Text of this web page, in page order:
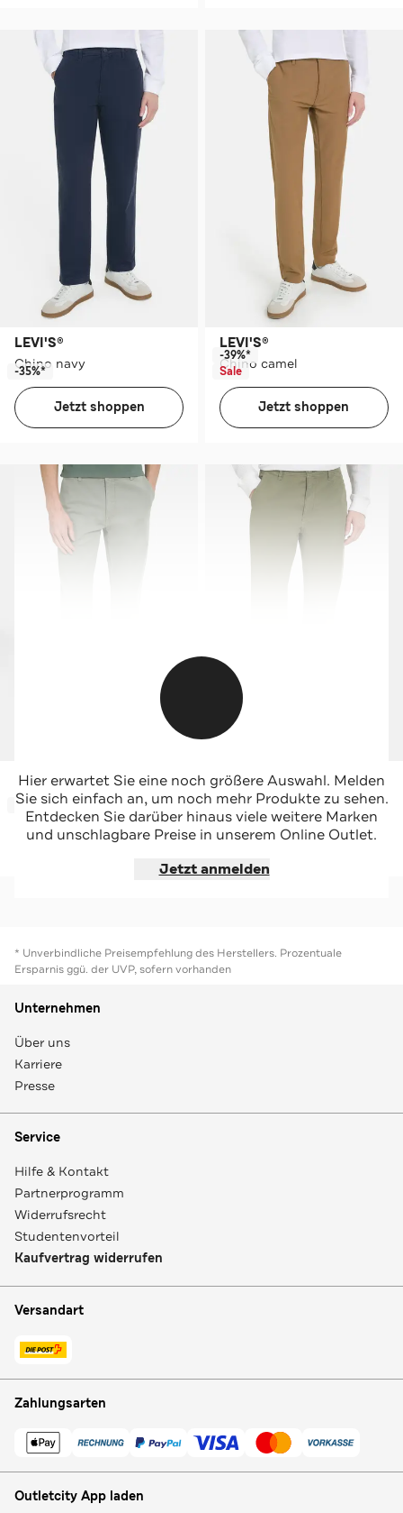
LEVI'S®
Chino navy
-35%*
Jetzt shoppen
LEVI'S®
Chino camel
-39%*
Sale
Jetzt shoppen
LEVI'S®
Chino jade
-34%*
Jetzt shoppen
LEVI'S®
Chino oliv relaxed
-41%*
Sale
Jetzt shoppen
Hier erwartet Sie eine noch größere Auswahl. Melden
Sie sich einfach an, um noch mehr Produkte zu sehen.
Entdecken Sie darüber hinaus viele weitere Marken
und unschlagbare Preise in unserem Online Outlet.
Jetzt anmelden
* Unverbindliche Preisempfehlung des Herstellers. Prozentuale
Ersparnis ggü. der UVP, sofern vorhanden
Unternehmen
Über uns
Karriere
Presse
Service
Hilfe & Kontakt
Partnerprogramm
Widerrufsrecht
Studentenvorteil
Kaufvertrag widerrufen
Versandart
Zahlungsarten
Outletcity App laden